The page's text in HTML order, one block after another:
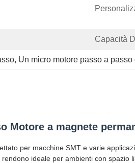
Capacità
, Un micro motore passo a passo
Motore a magnete
per macchine SMT e varie
ideale per ambienti con spazio